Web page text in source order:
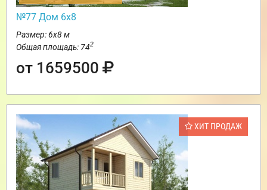
№77 Дом 6х8
Размер: 6х8 м
Общая площадь: 742
от 1659500
ХИТ ПРОДАЖ